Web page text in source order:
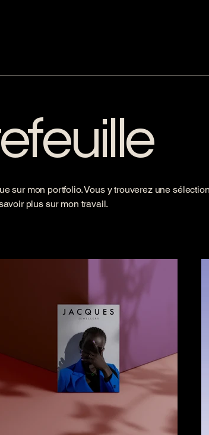
sur mon portfolio. Vous y trouverez une
plus sur mon travail.